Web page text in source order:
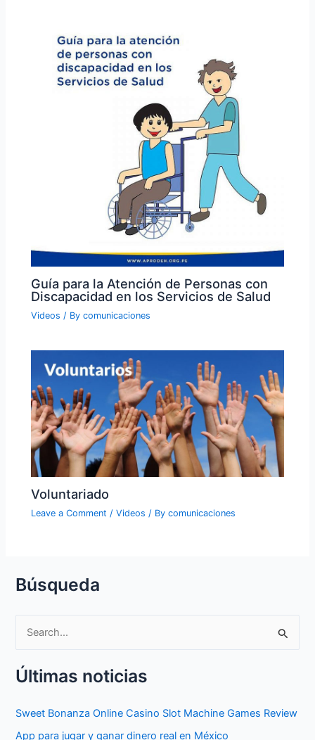
Guía para la Atención de Personas con
Discapacidad en los Servicios de Salud
Videos / Bycomunicaciones
Voluntariado
Leave a Comment /Videos / Bycomunicaciones
Búsqueda
a
c
h
Últimas noticias
Sweet Bonanza Online Casino Slot Machine Games Review
App para jugar y ganar dinero real en México